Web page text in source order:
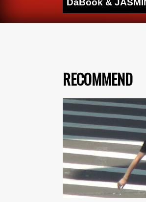
DaBook &
RECOMMEND